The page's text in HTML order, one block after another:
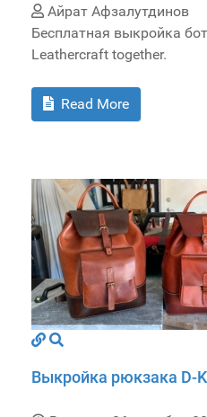
Айрат Афзалутдинов
Бесплатная выкройка
Leathercraft together.
Read More
Выкройка рюкзака D-